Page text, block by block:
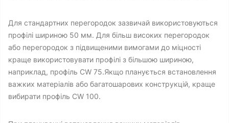
Для стандартних перегородок зазвичай використовуються
профілі шириною 50 мм. Для більш високих перегородок
або перегородок з підвищеними вимогами до міцності
краще використовувати профілі з більшою шириною,
наприклад, профіль CW 75.Якщо планується встановлення
важких матеріалів або багатошарових конструкцій, краще
вибирати профіль CW 100.